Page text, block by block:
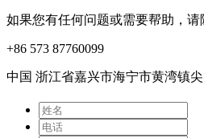
如果您有任何问题或需要帮助，请
+86 573 87760099
中国 浙江省嘉兴市海宁市⻩湾镇